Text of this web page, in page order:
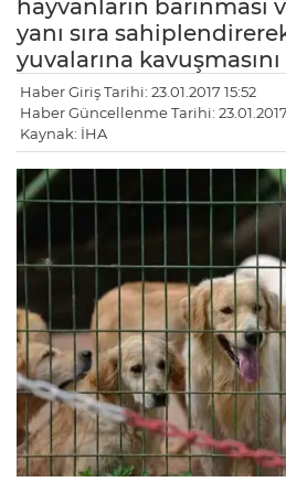
hayvanların barınması
yanı sıra
yuvalarına kavuşmasını
Haber Giriş Tarihi: 23.01.2017 15:52
Haber Güncellenme Tarihi: 23.01.2017
Kaynak: İHA